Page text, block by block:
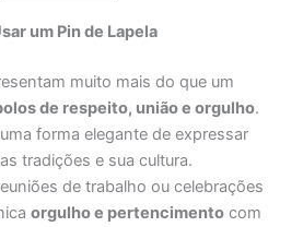
um Pin de Lapela
muito mais do que um
de respeito, união e orgulho.
forma elegante de expressar
tradições e sua cultura.
de trabalho ou celebrações
orgulho e pertencimento com